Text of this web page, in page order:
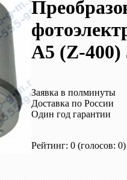
А5 (Z-400)
Заявка в полминуты
Доставка по России
Один год гарантии
Рейтинг: 0 (голосов: 0)